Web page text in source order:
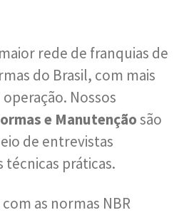
rede de franquias de
do Brasil, com mais
Nossos
e Manutençãosão
de entrevistas
técnicas práticas.
as normas NBR